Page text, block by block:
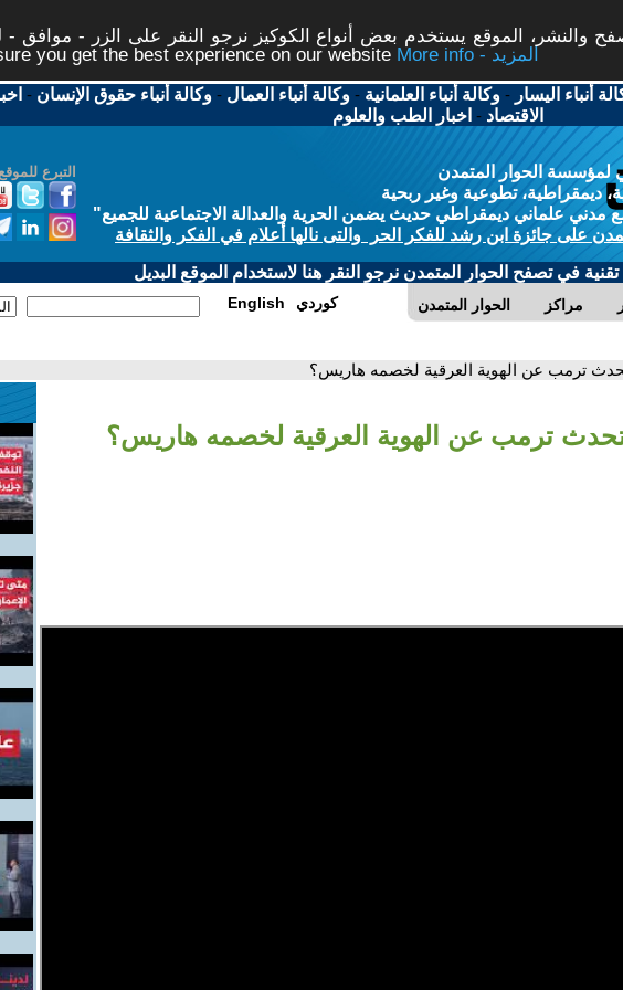
والنشر، الموقع يستخدم بعض أنواع الكوكيز نرجو النقر على الزر - موافق -
you get the best experience on our website
More info - المزيد
أنباء اليسار -وكالة أنباء العلمانية -وكالة أنباء العمال -وكالة أنباء حقوق الإنسان -
الاقتصاد - اخبار الطب والعلوم
التبرع
لمؤسسة الحوار المتمدن
ديمقراطية، تطوعية وغير ربحية
علماني ديمقراطي حديث يضمن الحرية والعدالة الاجتماعية للجميع"
على جائزة ابن رشد للفكر الحر والتى نالها أعلام في الفكر والثقافة
في تصفح الحوار المتمدن نرجو النقر هنا لاستخدام الموقع البديل
الحوار المتمدن مراكز English كوردي
ترمب عن الهوية العرقية لخصمه هاريس؟
ترمب عن الهوية العرقية لخصمه هاريس؟